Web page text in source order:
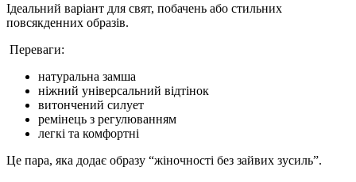
Ідеальний варіант для свят, побачень або стильних
повсякденних образів.
Переваги:
натуральна замша
ніжний універсальний відтінок
витончений силует
ремінець з регулюванням
легкі та комфортні
Це пара, яка додає образу “жіночності без зайвих зусиль”.